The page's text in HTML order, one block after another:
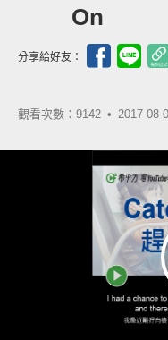
On
分享給好友：
觀看次數：9142 • 2017-08-